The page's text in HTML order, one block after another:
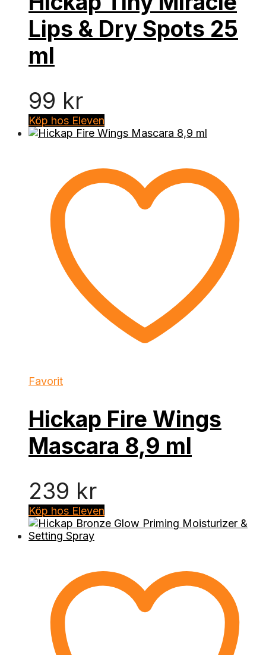
Lips & Dry Spots 25
ml
99 kr
Köp hos Eleven
Favorit
Hickap Fire Wings
Mascara 8,9 ml
239 kr
Köp hos Eleven